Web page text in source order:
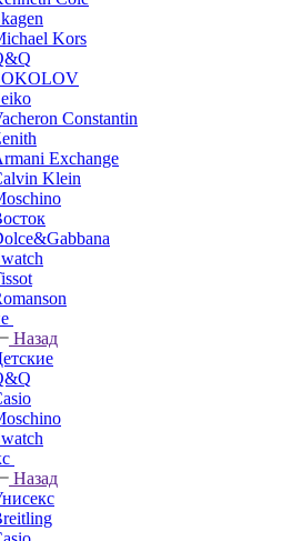
Kors
Constantin
Exchange
Klein
Назад
Назад